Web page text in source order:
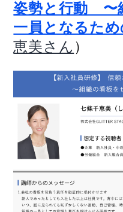
姿勢と行動 〜
一員となるた
恵美さん ）